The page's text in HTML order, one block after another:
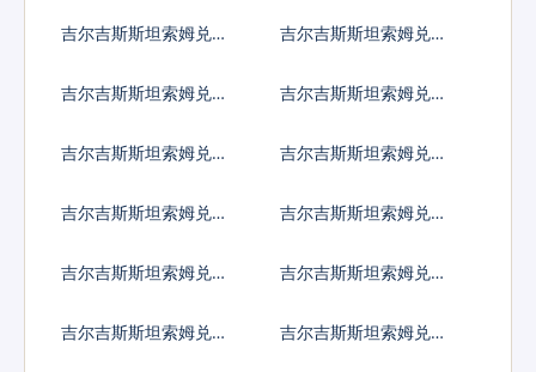
吉尔吉斯斯坦索姆兑巴
吉尔吉斯斯坦索姆兑印
吉尔吉斯斯坦索姆兑以
吉尔吉斯斯坦索姆兑印
吉尔吉斯斯坦索姆兑墨
吉尔吉斯斯坦索姆兑林
吉尔吉斯斯坦索姆兑新
吉尔吉斯斯坦索姆兑菲
吉尔吉斯斯坦索姆兑泰
吉尔吉斯斯坦索姆兑南
吉尔吉斯斯坦索姆兑冰
吉尔吉斯斯坦索姆兑新